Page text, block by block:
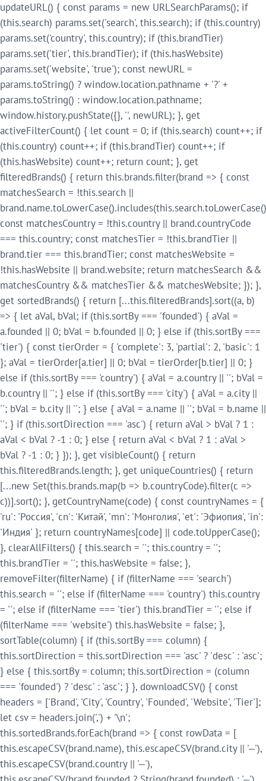
updateURL() { const params = new URLSearchParams(); if
(this.search) params.set('search', this.search); if (this.country)
params.set('country', this.country); if (this.brandTier)
params.set('tier', this.brandTier); if (this.hasWebsite)
params.set('website', 'true'); const newURL =
params.toString() ? window.location.pathname + '?' +
params.toString() : window.location.pathname;
window.history.pushState({}, '', newURL); }, get
activeFilterCount() { let count = 0; if (this.search) count++; if
(this.country) count++; if (this.brandTier) count++; if
(this.hasWebsite) count++; return count; }, get
filteredBrands() { return this.brands.filter(brand => { const
matchesSearch = !this.search ||
const matchesCountry = !this.country || brand.countryCode
=== this.country; const matchesTier = !this.brandTier ||
brand.tier === this.brandTier; const matchesWebsite =
!this.hasWebsite || brand.website; return matchesSearch &&
matchesCountry && matchesTier && matchesWebsite; }); },
get sortedBrands() { return [...this.filteredBrands].sort((a, b)
=> { let aVal, bVal; if (this.sortBy === 'founded') { aVal =
a.founded || 0; bVal = b.founded || 0; } else if (this.sortBy ===
'tier') { const tierOrder = { 'complete': 3, 'partial': 2, 'basic': 1
}; aVal = tierOrder[a.tier] || 0; bVal = tierOrder[b.tier] || 0; }
else if (this.sortBy === 'country') { aVal = a.country || ''; bVal =
b.country || ''; } else if (this.sortBy === 'city') { aVal = a.city ||
''; bVal = b.city || ''; } else { aVal = a.name || ''; bVal = b.name ||
''; } if (this.sortDirection === 'asc') { return aVal > bVal ? 1 :
aVal < bVal ? -1 : 0; } else { return aVal < bVal ? 1 : aVal >
bVal ? -1 : 0; } }); }, get visibleCount() { return
this.filteredBrands.length; }, get uniqueCountries() { return
[...new Set(this.brands.map(b => b.countryCode).filter(c =>
c))].sort(); }, getCountryName(code) { const countryNames = {
'ru': 'Россия', 'cn': 'Китай', 'mn': 'Монголия', 'et': 'Эфиопия', 'in':
'Индия' }; return countryNames[code] || code.toUpperCase();
}, clearAllFilters() { this.search = ''; this.country = '';
this.brandTier = ''; this.hasWebsite = false; },
removeFilter(filterName) { if (filterName === 'search')
this.search = ''; else if (filterName === 'country') this.country
= ''; else if (filterName === 'tier') this.brandTier = ''; else if
(filterName === 'website') this.hasWebsite = false; },
sortTable(column) { if (this.sortBy === column) {
this.sortDirection = this.sortDirection === 'asc' ? 'desc' : 'asc';
} else { this.sortBy = column; this.sortDirection = (column
=== 'founded') ? 'desc' : 'asc'; } }, downloadCSV() { const
headers = ['Brand', 'City', 'Country', 'Founded', 'Website', 'Tier'];
let csv = headers.join(',') + '\n';
this.sortedBrands.forEach(brand => { const rowData = [
this.escapeCSV(brand.name), this.escapeCSV(brand.city || '—'),
this.escapeCSV(brand.country || '—'),